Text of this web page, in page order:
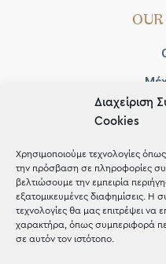
Διαχείριση
Cookies
Χρησιμοποιούμε τεχνολογίες
την πρόσβαση σε πληροφορίες
βελτιώσουμε την εμπειρία
εξατομικευμένες διαφημίσεις. Η
τεχνολογίες θα μας επιτρέψει
χαρακτήρα, όπως συμπεριφορά
σε αυτόν τον ιστότοπο.